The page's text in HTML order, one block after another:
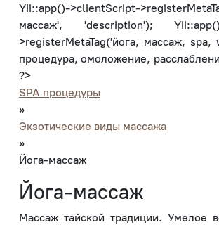
Yii::app()->clientScript-
массаж', 'description');
>registerMetaTag('йога, массаж,
процедура, омоложение,
?>
SPA процедуры
»
Экзотические виды массажа
»
Йога-массаж
Йога-массаж
Массаж тайской традиции. Умелое